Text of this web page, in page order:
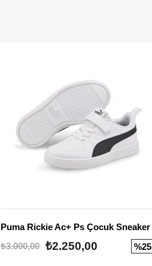
Puma Rickie Ac+ Ps Çocuk Sneaker
₺3.000,00 ₺2.250,00 %25